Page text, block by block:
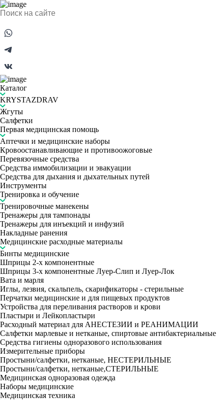
Каталог
KRYSTAZDRAV
Жгуты
Салфетки
Первая медицинская помощь
Аптечки и медицинские наборы
Кровоостанавливающие и противоожоговые
Перевязочные средства
Средства иммобилизации и эвакуации
Средства для дыхания и дыхательных путей
Инструменты
Тренировка и обучение
Тренировочные манекены
Тренажеры для тампонады
Тренажеры для инъекций и инфузий
Накладные ранения
Медицинские расходные материалы
Бинты медицинские
Шприцы 2-х компонентные
Шприцы 3-х компонентные Луер-Слип и Луер-Лок
Вата и марля
Иглы, лезвия, скальпель, скарификаторы - стерильные
Перчатки медицинские и для пищевых продуктов
Устройства для переливания растворов и крови
Пластыри и Лейкопластыри
Расходный материал для АНЕСТЕЗИИ и РЕАНИМАЦИИ
Салфетки марлевые и нетканые, спиртовые антибактериальные
Средства гигиены одноразового использования
Измерительные приборы
Простыни/салфетки, нетканые, НЕСТЕРИЛЬНЫЕ
Простыни/салфетки, нетканые,СТЕРИЛЬНЫЕ
Медицинская одноразовая одежда
Наборы медицинские
Медицинская техника